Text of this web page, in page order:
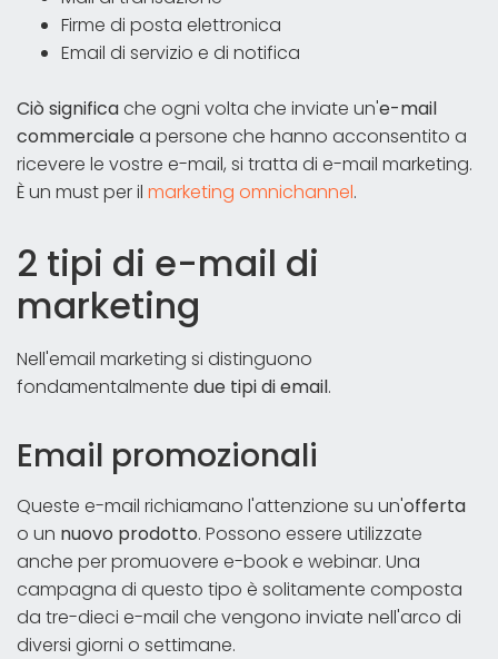
Firme di posta elettronica
Email di servizio e di notifica
Ciò significache ogni volta che inviate un'e-mail
commercialea persone che hanno acconsentito a
ricevere le vostre e-mail, si tratta di e-mail marketing.
È un must per il marketing omnichannel.
2 tipi di e-mail di
marketing
Nell'email marketing si distinguono
fondamentalmente due tipi di email.
Email promozionali
Queste e-mail richiamano l'attenzione su un'offerta
o un nuovo prodotto. Possono essere utilizzate
anche per promuovere e-book e webinar. Una
campagna di questo tipo è solitamente composta
da tre-dieci e-mail che vengono inviate nell'arco di
diversi giorni o settimane.